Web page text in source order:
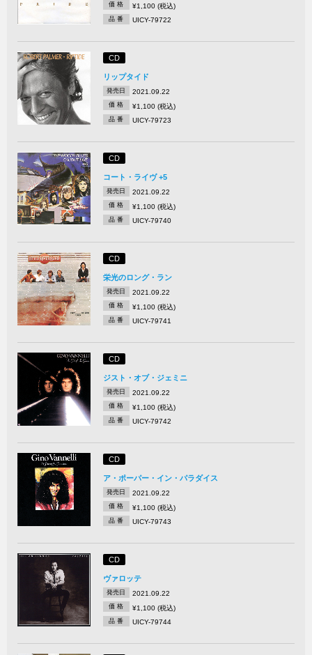
価 格 ¥1,100 (税込)
品 番 UICY-79722
CD
リップタイド
発売日 2021.09.22
価 格 ¥1,100 (税込)
品 番 UICY-79723
CD
コート・ライヴ +5
発売日 2021.09.22
価 格 ¥1,100 (税込)
品 番 UICY-79740
CD
栄光のロング・ラン
発売日 2021.09.22
価 格 ¥1,100 (税込)
品 番 UICY-79741
CD
ジスト・オブ・ジェミニ
発売日 2021.09.22
価 格 ¥1,100 (税込)
品 番 UICY-79742
CD
ア・ポーパー・イン・パラダイス
発売日 2021.09.22
価 格 ¥1,100 (税込)
品 番 UICY-79743
CD
ヴァロッテ
発売日 2021.09.22
価 格 ¥1,100 (税込)
品 番 UICY-79744